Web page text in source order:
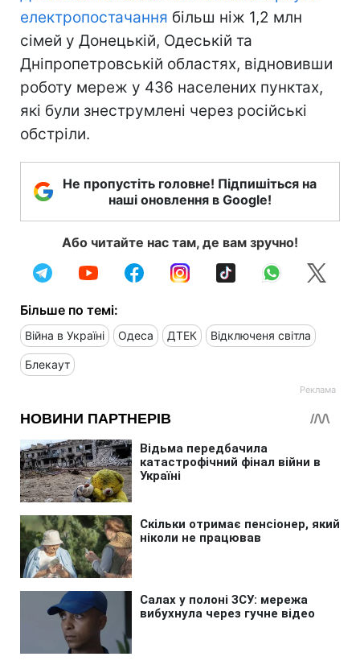
електропостачання більш ніж 1,2 млн
сімей у Донецькій, Одеській та
Дніпропетровській областях, відновивши
роботу мереж у 436 населених пунктах,
які були знеструмлені через російські
обстріли.
Не пропустіть головне! Підпишіться на
наші оновлення в Google!
Або читайте нас там, де вам зручно!
Більше по темі:
Війна в Україні Одеса ДТЕК Відключеня світла
Блекаут